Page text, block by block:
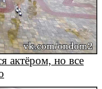
актёром, но все